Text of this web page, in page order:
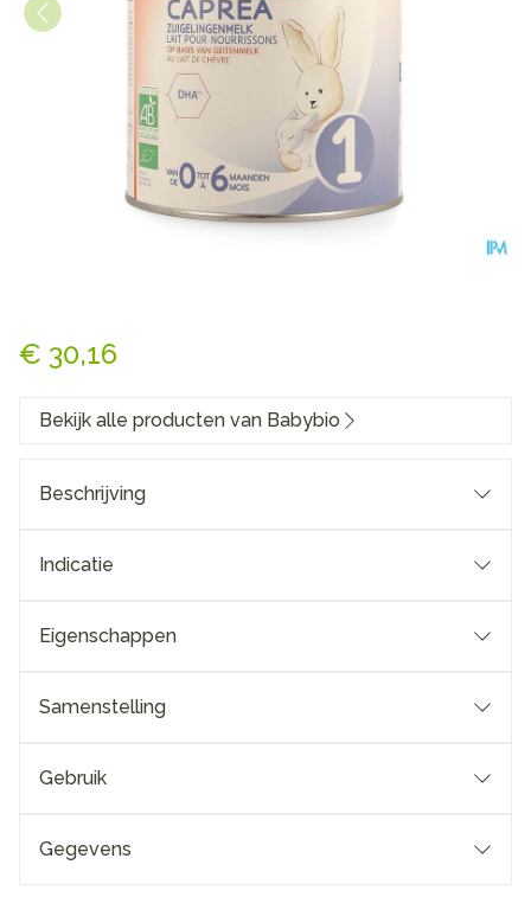
€ 30,16
Bekijk alle producten van Babybio
Beschrijving
Indicatie
Eigenschappen
Samenstelling
Gebruik
Gegevens